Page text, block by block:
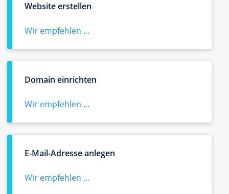
Website erstellen
Wir empfehlen ...
Domain einrichten
Wir empfehlen ...
E-Mail-Adresse anlegen
Wir empfehlen ...